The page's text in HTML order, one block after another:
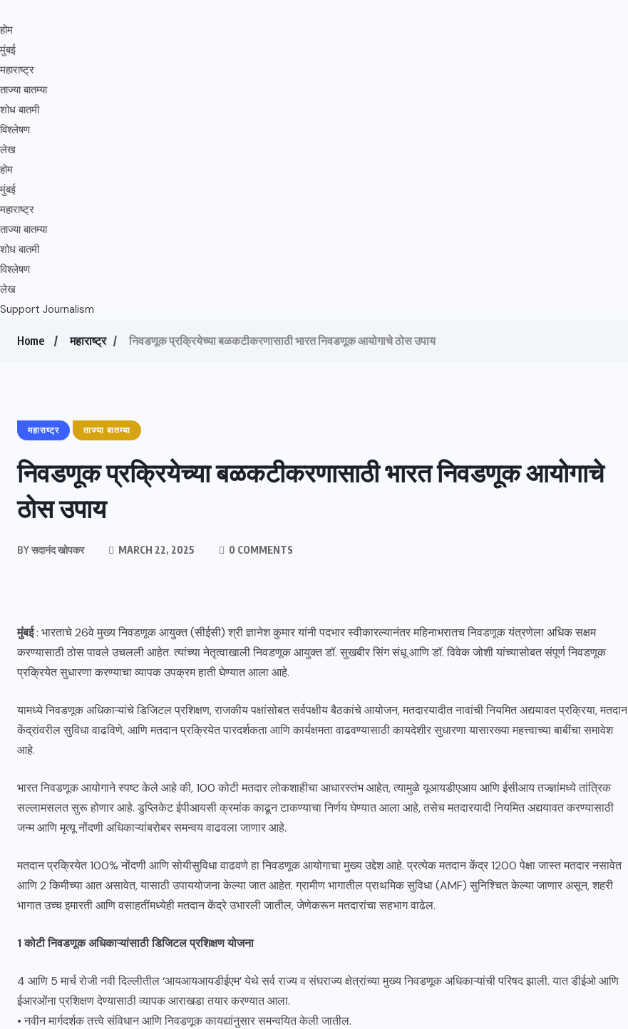
होम
मुंबई
महाराष्ट्र
ताज्या बातम्या
शोध बातमी
विश्लेषण
लेख
होम
मुंबई
महाराष्ट्र
ताज्या बातम्या
शोध बातमी
विश्लेषण
लेख
Support Journalism
Home महाराष्ट्र निवडणूक प्रक्रियेच्या बळकटीकरणासाठी भारत निवडणूक आयोगाचे ठोस उपाय
महाराष्ट्र ताज्या बातम्या
निवडणूक प्रक्रियेच्या बळकटीकरणासाठी भारत निवडणूक आयोगाचे
ठोस उपाय
BYसदानंद खोपकर MARCH 22, 2025 0 COMMENTS
मुंबई: भारताचे 26वे मुख्य निवडणूक आयुक्त (सीईसी) श्री ज्ञानेश कुमार यांनी पदभार स्वीकारल्यानंतर महिनाभरातच निवडणूक यंत्रणेला अधिक सक्षम
करण्यासाठी ठोस पावले उचलली आहेत. त्यांच्या नेतृत्वाखाली निवडणूक आयुक्त डॉ. सुखबीर सिंग संधू आणि डॉ. विवेक जोशी यांच्यासोबत संपूर्ण निवडणूक
प्रक्रियेत सुधारणा करण्याचा व्यापक उपक्रम हाती घेण्यात आला आहे.
यामध्ये निवडणूक अधिकाऱ्यांचे डिजिटल प्रशिक्षण, राजकीय पक्षांसोबत सर्वपक्षीय बैठकांचे आयोजन, मतदारयादीत नावांची नियमित अद्ययावत प्रक्रिया, मतदान
केंद्रांवरील सुविधा वाढविणे, आणि मतदान प्रक्रियेत पारदर्शकता आणि कार्यक्षमता वाढवण्यासाठी कायदेशीर सुधारणा यासारख्या महत्त्वाच्या बाबींचा समावेश
आहे.
भारत निवडणूक आयोगाने स्पष्ट केले आहे की, 100 कोटी मतदार लोकशाहीचा आधारस्तंभ आहेत, त्यामुळे यूआयडीएआय आणि ईसीआय तज्ज्ञांमध्ये तांत्रिक
सल्लामसलत सुरू होणार आहे. डुप्लिकेट ईपीआयसी क्रमांक काढून टाकण्याचा निर्णय घेण्यात आला आहे, तसेच मतदारयादी नियमित अद्ययावत करण्यासाठी
जन्म आणि मृत्यू नोंदणी अधिकाऱ्यांबरोबर समन्वय वाढवला जाणार आहे.
मतदान प्रक्रियेत 100% नोंदणी आणि सोयीसुविधा वाढवणे हा निवडणूक आयोगाचा मुख्य उद्देश आहे. प्रत्येक मतदान केंद्र 1200 पेक्षा जास्त मतदार नसावेत
आणि 2 किमीच्या आत असावेत, यासाठी उपाययोजना केल्या जात आहेत. ग्रामीण भागातील प्राथमिक सुविधा (AMF) सुनिश्चित केल्या जाणार असून, शहरी
भागात उच्च इमारती आणि वसाहतींमध्येही मतदान केंद्रे उभारली जातील, जेणेकरून मतदारांचा सहभाग वाढेल.
1 कोटी निवडणूक अधिकाऱ्यांसाठी डिजिटल प्रशिक्षण योजना
4 आणि 5 मार्च रोजी नवी दिल्लीतील ‘आयआयआयडीईएम’ येथे सर्व राज्य व संघराज्य क्षेत्रांच्या मुख्य निवडणूक अधिकाऱ्यांची परिषद झाली. यात डीईओ आणि
ईआरओंना प्रशिक्षण देण्यासाठी व्यापक आराखडा तयार करण्यात आला.
• नवीन मार्गदर्शक तत्त्वे संविधान आणि निवडणूक कायद्यांनुसार समन्वयित केली जातील.